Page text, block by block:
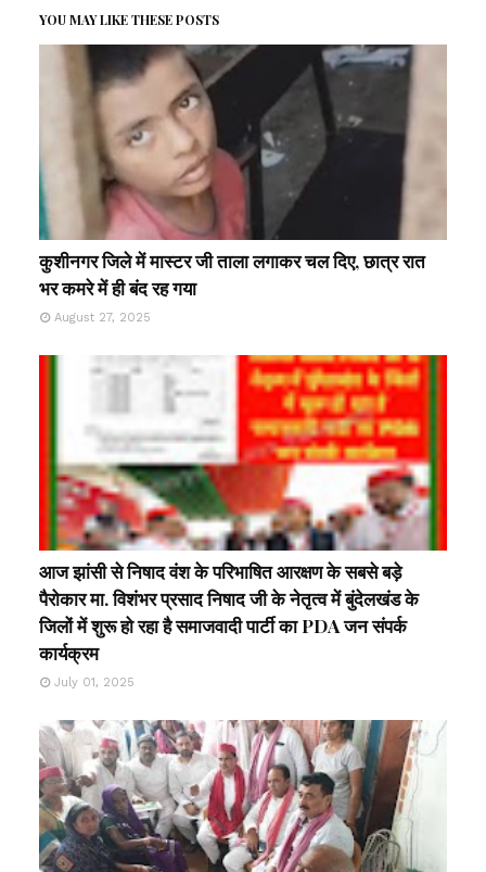
YOU MAY LIKE THESE POSTS
कुशीनगर जिले में मास्टर जी ताला लगाकर चल दिए, छात्र रात
भर कमरे में ही बंद रह गया
August 27, 2025
आज झांसी से निषाद वंश के परिभाषित आरक्षण के सबसे बड़े
पैरोकार मा. विशंभर प्रसाद निषाद जी के नेतृत्व में बुंदेलखंड के
जिलों में शुरू हो रहा है समाजवादी पार्टी का PDA जन संपर्क
कार्यक्रम
July 01, 2025